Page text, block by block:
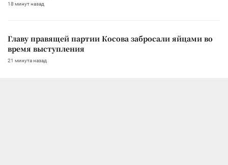
18 минут назад
Главу правящей партии Косова забросали яйцами во
время выступления
21 минута назад